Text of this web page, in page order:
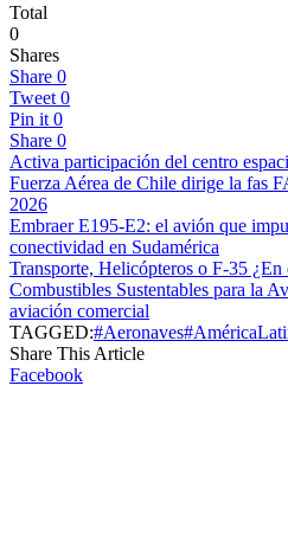
Total
0
Shares
Share 0
Tweet 0
Pin it 0
Share 0
Activa participación del centro
Fuerza Aérea de Chile dirige la fas
2026
Embraer E195-E2: el avión que
conectividad en Sudamérica
Transporte, Helicópteros o F-35
Combustibles Sustentables para la
aviación comercial
TAGGED:#Aeronaves
Share This Article
Facebook